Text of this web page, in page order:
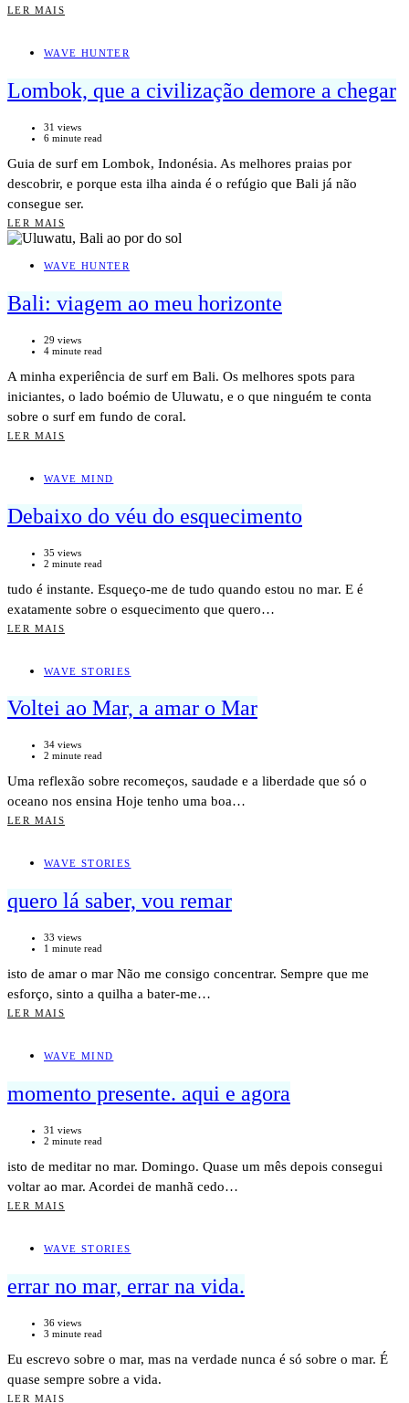
LER MAIS
WAVE HUNTER
Lombok, que a civilização demore a chegar
31 views
6 minute read
Guia de surf em Lombok, Indonésia. As melhores praias por
descobrir, e porque esta ilha ainda é o refúgio que Bali já não
consegue ser.
LER MAIS
WAVE HUNTER
Bali: viagem ao meu horizonte
29 views
4 minute read
A minha experiência de surf em Bali. Os melhores spots para
iniciantes, o lado boémio de Uluwatu, e o que ninguém te conta
sobre o surf em fundo de coral.
LER MAIS
WAVE MIND
Debaixo do véu do esquecimento
35 views
2 minute read
tudo é instante. Esqueço-me de tudo quando estou no mar. E é
exatamente sobre o esquecimento que quero…
LER MAIS
WAVE STORIES
Voltei ao Mar, a amar o Mar
34 views
2 minute read
Uma reflexão sobre recomeços, saudade e a liberdade que só o
oceano nos ensina Hoje tenho uma boa…
LER MAIS
WAVE STORIES
quero lá saber, vou remar
33 views
1 minute read
isto de amar o mar Não me consigo concentrar. Sempre que me
esforço, sinto a quilha a bater-me…
LER MAIS
WAVE MIND
momento presente. aqui e agora
31 views
2 minute read
isto de meditar no mar. Domingo. Quase um mês depois consegui
voltar ao mar. Acordei de manhã cedo…
LER MAIS
WAVE STORIES
errar no mar, errar na vida.
36 views
3 minute read
Eu escrevo sobre o mar, mas na verdade nunca é só sobre o mar. É
quase sempre sobre a vida.
LER MAIS